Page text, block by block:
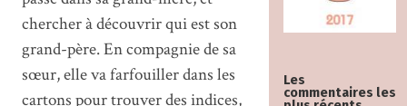
Les
commentaires les
chercher à découvrir qui est son
grand-père. En compagnie de sa
sœur, elle va farfouiller dans les
cartons pour trouver des indices,